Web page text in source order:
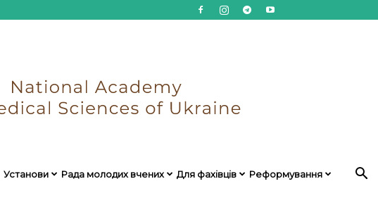
Установи Рада молодих вчених Для фахівців Реформування